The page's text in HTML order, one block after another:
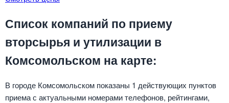
Список компаний по приему
вторсырья и утилизации в
Комсомольском на карте:
В городе Комсомольском показаны 1 действующих пунктов
приема с актуальными номерами телефонов, рейтингами,